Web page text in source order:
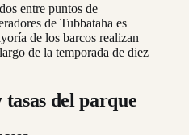
entre puntos de
de Tubbataha es
de los barcos realizan
de la temporada de diez
del parque